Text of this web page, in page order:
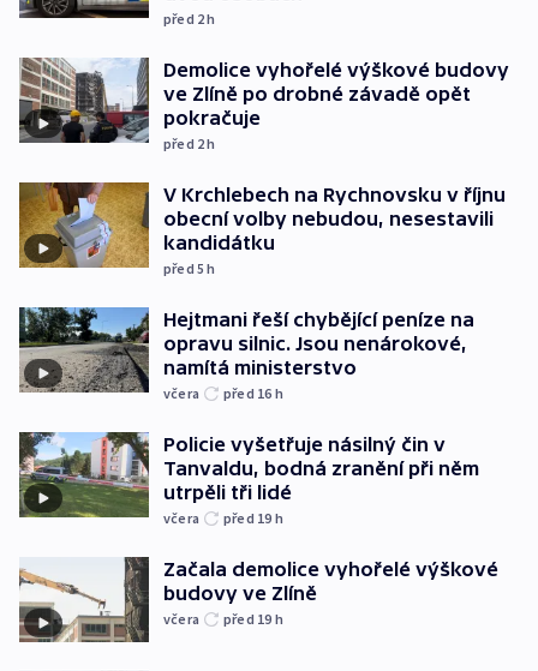
před 2h
Demolice vyhořelé výškové budovy
ve Zlíně po drobné závadě opět
pokračuje
před 2h
V Krchlebech na Rychnovsku v říjnu
obecní volby nebudou, nesestavili
kandidátku
před 5h
Hejtmani řeší chybějící peníze na
opravu silnic. Jsou nenárokové,
namítá ministerstvo
včera před 16 h
Policie vyšetřuje násilný čin v
Tanvaldu, bodná zranění při něm
utrpěli tři lidé
včera před 19 h
Začala demolice vyhořelé výškové
budovy ve Zlíně
včera před 19 h